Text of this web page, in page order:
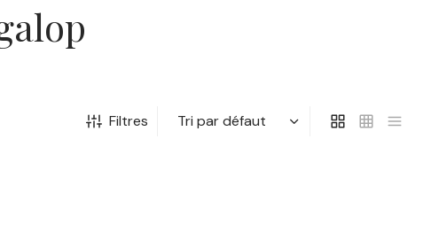
Filtres